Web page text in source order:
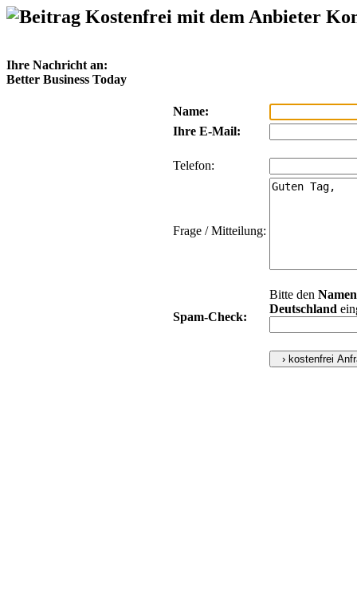
Kostenfrei mit dem Anbieter
Ihre Nachricht an:
Better Business Today
Name:
Ihre E-Mail:
Telefon:
Frage / Mitteilung:
Spam-Check:
Bitte den Namen
Deutschland